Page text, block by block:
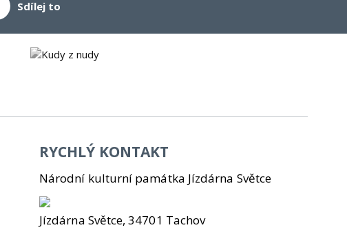
Sdílej to
RYCHLÝ KONTAKT
Národní kulturní památka Jízdárna Světce
Jízdárna Světce, 34701 Tachov